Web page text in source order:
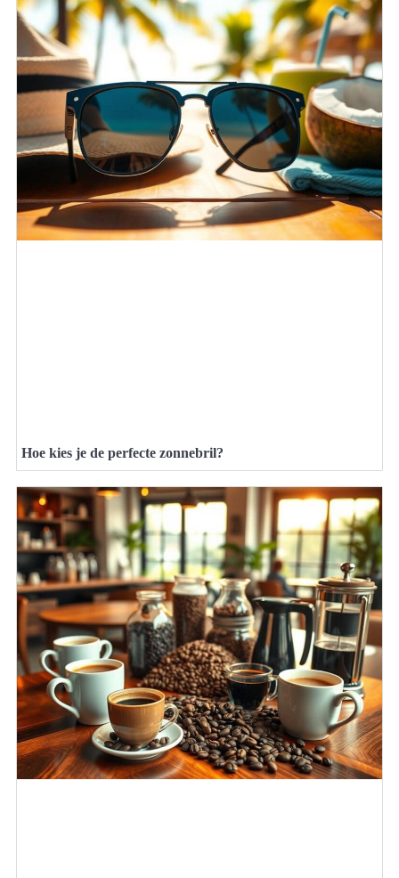
Hoe kies je de perfecte zonnebril?